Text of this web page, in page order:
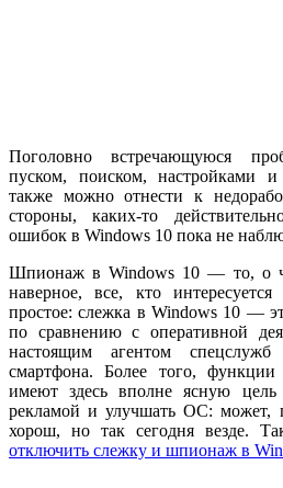
Поголовно встречающуюся
пуском, поиском, настройками
также можно отнести к
стороны, каких-то
ошибок в Windows 10 пока не
Шпионаж в Windows 10 — то, о
наверное, все, кто
простое: слежка в Windows 10 —
по сравнению с оперативной
настоящим агентом
смартфона. Более того,
имеют здесь вполне ясную
рекламой и улучшать ОС: может,
хорош, но так сегодня везде.
отключить слежку и шпионаж в